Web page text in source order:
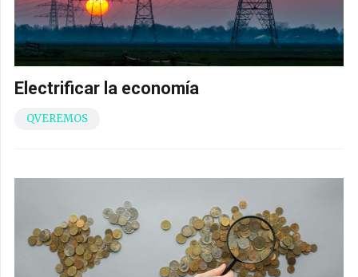
Electrificar la economía
QVEREMOS